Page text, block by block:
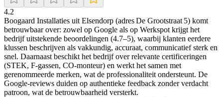
4.2
Boogaard Installaties uit Elsendorp (adres De Grootstraat 5) komt
betrouwbaar over: zowel op Google als op Werkspot krijgt het
bedrijf uitstekende beoordelingen (4.7–5), waarbij klanten eerdere
klussen beschrijven als vakkundig, accuraat, communicatief sterk en
snel. Daarnaast beschikt het bedrijf over relevante certificeringen
(STEK, F‑gassen, CO‑monteur) en werkt het samen met
gerenommeerde merken, wat de professionaliteit ondersteunt. De
Google‑reviews duiden op authentieke feedback zonder verdacht
patroon, wat de betrouwbaarheid versterkt.